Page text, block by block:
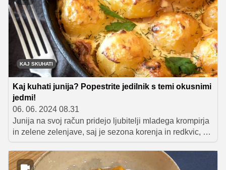
preverite nekaj odličnih idej, s katerimi boste zjutraj,
opoldne ali pa zvečer pojedli manj kruha.
KAJ SKUHATI
Kaj kuhati junija? Popestrite jedilnik s temi okusnimi
jedmi!
06. 06. 2024 08.31
Junija na svoj račun pridejo ljubitelji mladega krompirja
in zelene zelenjave, saj je sezona korenja in redkvic, pa
tudi solate, špargljev, mlade čebulice, brokolija in graha
– in tudi kakšna mlada bučka bi se že našla.
Predstavljamo vam nekaj odličnih receptov, s katerimi